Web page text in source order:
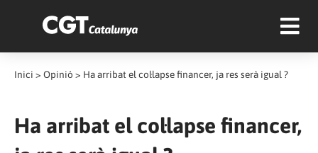
Inici > Opinió > Ha arribat el col·lapse financer, ja res serà igual ?
Ha arribat el col·lapse financer,